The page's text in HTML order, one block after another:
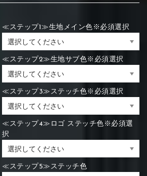
≪ステップ1≫生地メイン色※必須選択
≪ステップ2≫生地サブ色※必須選択
≪ステップ3≫ステッチ色※必須選択
≪ステップ4≫ロゴ ステッチ色※必須選
択
≪ステップ5≫ステッチ色